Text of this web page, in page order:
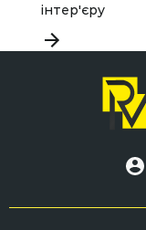
інтер'єру